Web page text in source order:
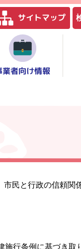
サイトマップ
業者向け情報
民と行政の信頼関
行条例に基づき